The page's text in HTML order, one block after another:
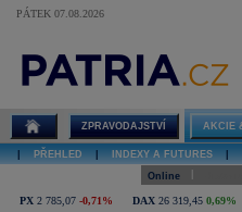
PÁTEK 07.08.2026
CAE Inc online
ZPRAVODAJSTVÍ AKCIE
PŘEHLED INDEXY A FUTURES
Online
PX 2 785,07 -0,71% DAX 26 319,45 0,69%